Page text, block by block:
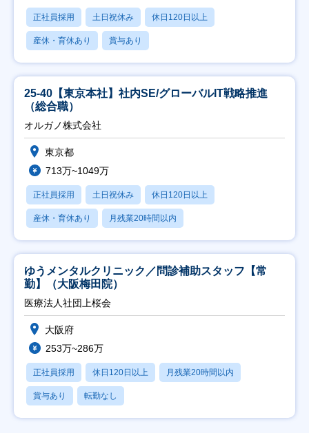
正社員採用 土日祝休み 休日120日以上
産休・育休あり 賞与あり
25-40【東京本社】社内SE/グローバルIT戦略推進
（総合職）
オルガノ株式会社
東京都
713万~1049万
正社員採用 土日祝休み 休日120日以上
産休・育休あり 月残業20時間以内
ゆうメンタルクリニック／問診補助スタッフ【常
勤】（大阪梅田院）
医療法人社団上桜会
大阪府
253万~286万
正社員採用 休日120日以上 月残業20時間以内
賞与あり 転勤なし